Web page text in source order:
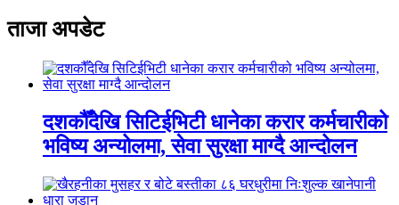
ताजा अपडेट
दशकौँदेखि सिटिईभिटी धानेका करार कर्मचारीको
भविष्य अन्योलमा, सेवा सुरक्षा माग्दै आन्दोलन